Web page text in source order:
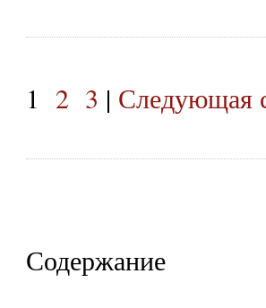
1 2 3 | Следующая
Содержание